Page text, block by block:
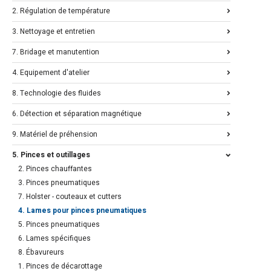
2. Régulation de température
3. Nettoyage et entretien
7. Bridage et manutention
4. Equipement d'atelier
8. Technologie des fluides
6. Détection et séparation magnétique
9. Matériel de préhension
5. Pinces et outillages
2. Pinces chauffantes
3. Pinces pneumatiques
7. Holster - couteaux et cutters
4. Lames pour pinces pneumatiques
5. Pinces pneumatiques
6. Lames spécifiques
8. Ébavureurs
1. Pinces de décarottage